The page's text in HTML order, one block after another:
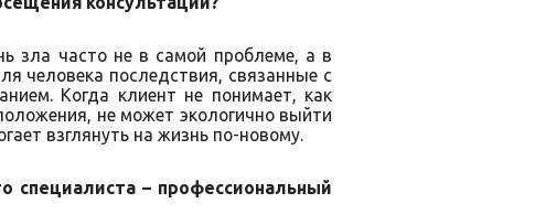
зла часто не в самой проблеме, а в
человека последствия, связанные с
Когда клиент не понимает, как
не может экологично выйти
взглянуть на жизнь по-новому.
специалиста – профессиональный